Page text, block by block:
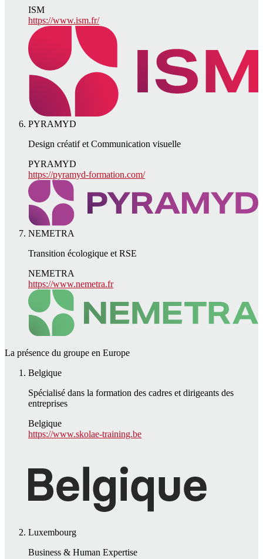
ISM
https://www.ism.fr/
PYRAMYD
Design créatif et Communication visuelle
PYRAMYD
https://pyramyd-formation.com/
NEMETRA
Transition écologique et RSE
NEMETRA
https://www.nemetra.fr
La présence du groupe en Europe
Belgique
Spécialisé dans la formation des cadres et dirigeants des
entreprises
Belgique
https://www.skolae-training.be
Luxembourg
Business & Human Expertise